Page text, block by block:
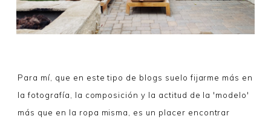
Para mí, que en este tipo de blogs suelo fijarme más en
la fotografía, la composición y la actitud de la 'modelo'
más que en la ropa misma, es un placer encontrar